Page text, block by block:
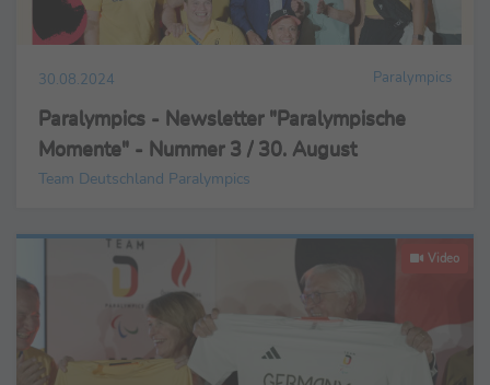
30.08.2024 Paralympics
Paralympics - Newsletter "Paralympische
Momente" - Nummer 3 / 30. August
Team Deutschland Paralympics
Video